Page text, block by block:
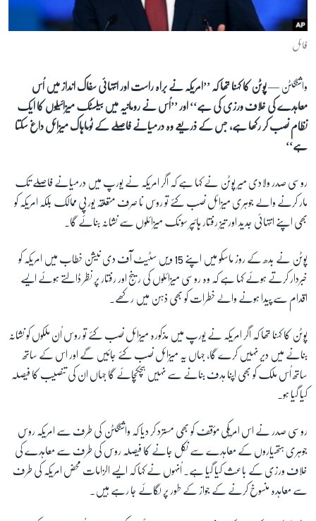
آرٹ
آزادیٔ صحافت
صحت
دلچسپ و عجیب
ویڈیوز
اسپیشل کوریج
اداریہ
Learning English
FOLLOW US
زبان
فائل
واشنگٹن —پوٹن کا کہنا تھا کہ ’’امریکہ نے براہ راست اور انتہائی سفاک انداز میں اُس
معاہدے کی خلاف ورزی کی ہے‘‘ اور ’’اُس نے رومانیہ میں بیلسٹک میزائیلوں کا ایک
نظام نصب کر رکھا ہے، جس کے ذریعے وہ درمیانے فاصلے کے ٹوماہاک میزائل داغ سکتا
ہے‘‘
روسی صدر ولادی میر پوٹن نے کہا ہے کہ اگر امریکہ نے یورپ میں درمیانے فاصلے تک
مار کرنے والے جوہری میزائل نصب کئے تو روس نا صرف متعلقہ یورپی ممالک بلکہ امریکہ کو
بھی اپنے انتہائی جدید اور تیز رفتار ہائپر سونک میزائلوں سے نشانہ بنائے گا۔
پوٹن نے بدھ کے روز ماسکو میں اپنے 15 ویں سٹیٹ آف دی نیشن خطاب میں امریکہ کو
خبردار کرتے ہوئے کہا ہے کہ وہ روسی میزائلوں کی رینج اور رفتار پر نظر ڈالتے ہوئے ایسے
اقدام سے پیدا ہونے والے خطرات کو بھی ذہن میں رکھے۔
پوٹن کا کہنا تھا کہ اگر امریکہ نے یورپ میں مذکورہ میزائل نصب کئے تو روس اُن ملکوں کو نشانہ
بنانے میں دیر نہیں کرے گا، جہاں یہ میزائل نصب کئے جائیں گے اور اس کے ساتھ
ساتھ اُس ملک کو بھی اپنا ہدف بنانے سے نہیں ہچکچائے گا جہاں ان کی تنصیب کا فیصلہ
کیا گیا ہو۔
روسی صدر نے اس امریکی مؤقف کو بھی مسترد کر دیا کہ واشنگٹن کی طرف سے امریکہ روس
جوہری ہتھیاروں کے معاہدے سے نکل جانے کا فیصلہ روس کی طرف سے معاہدے کی
خلاف ورزی کے باعث کیا گیا ہے۔ اُنہوں نے کہا کہ ایسے الزامات محض امریکہ کی طرف
سے معاہدہ منسوخ کرنے کے جواز کے طور پر لگائے جا رہے ہیں۔